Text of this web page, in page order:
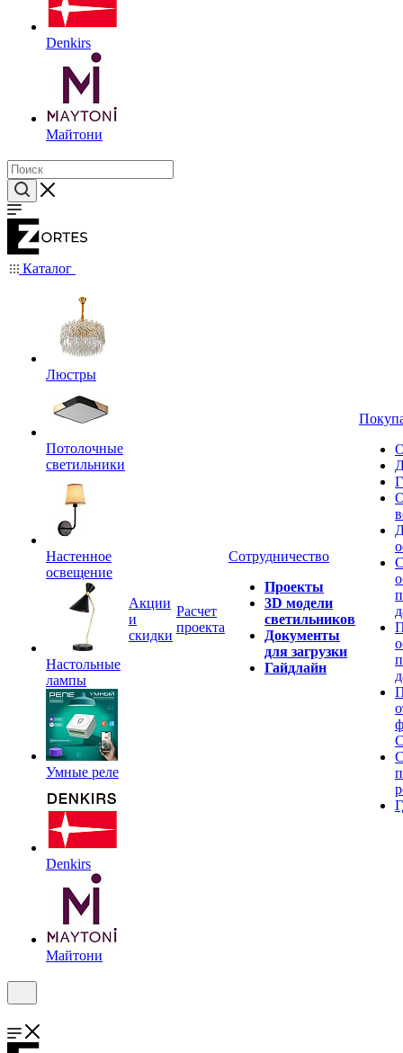
Denkirs
Майтони
Каталог
Люстры
Потолочные
светильники
Настенное
освещение
Настольные
лампы
Умные реле
Denkirs
Майтони
Акции
и
скидки
Расчет
проекта
Сотрудничество
Проекты
3D модели
светильников
Документы
для загрузки
Гайдлайн